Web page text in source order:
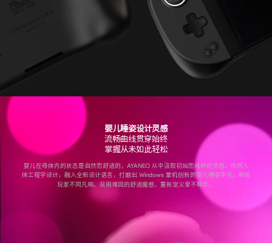
婴儿睡姿设计灵感
流畅曲线贯穿始终
掌握从未如此轻松
婴儿在母体内的状态是自然而舒适的，AYANEO 从中汲取初始而纯粹的灵感，依照人
体工程学设计，融入全新设计语言，打磨出 Windows 掌机创新的婴儿睡姿手托，带给
玩家不同凡响、旦用难回的舒适握感，重新定义爱不释手。